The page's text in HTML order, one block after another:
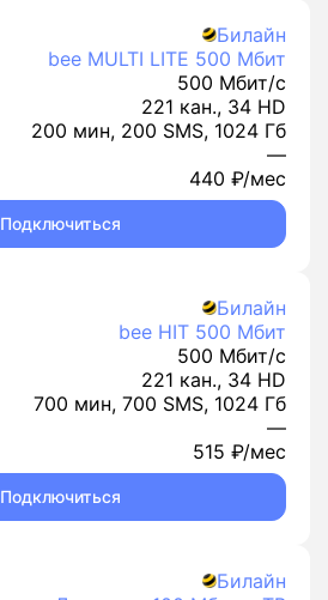
Билайн
bee MULTI LITE 500 Мбит
500 Мбит/с
221 кан., 34 HD
200 мин, 200 SMS, 1024 Гб
—
440 ₽/мес
Подключиться
Билайн
bee HIT 500 Мбит
500 Мбит/с
221 кан., 34 HD
700 мин, 700 SMS, 1024 Гб
—
515 ₽/мес
Подключиться
Билайн